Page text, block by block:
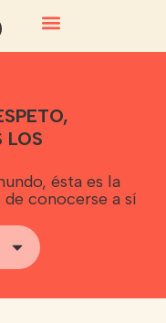
LOS
ésta es la
conocerse a sí